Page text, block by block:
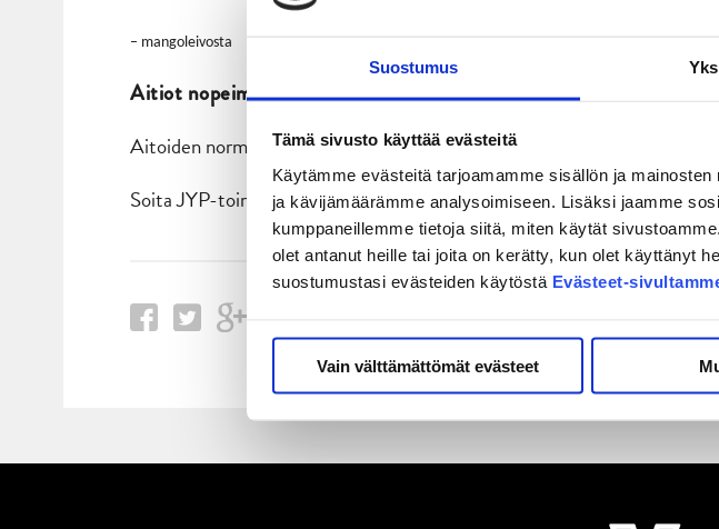
Suostumus
Tämä sivusto käyttää evästeitä
Käytämme evästeitä tarjoamamme sisällön ja
ja kävijämäärämme analysoimiseen. Lisäksi jaamme
kumppaneillemme tietoja siitä, miten käytät
olet antanut heille tai joita on kerätty, kun olet käyttänyt
suostumustasi evästeiden käytöstä Evästeet-
Vain välttämättömät evästeet
– mangoleivosta
Aitiot nopeimmille hintaan 750 € + alv ( max. 20 hlöä) tai 600 € +
Aitoiden norm. hinnat 1700 € / 1100 € + alv.
Soita JYP-toimistolle 0207 931 000 tai laita sähköpostia